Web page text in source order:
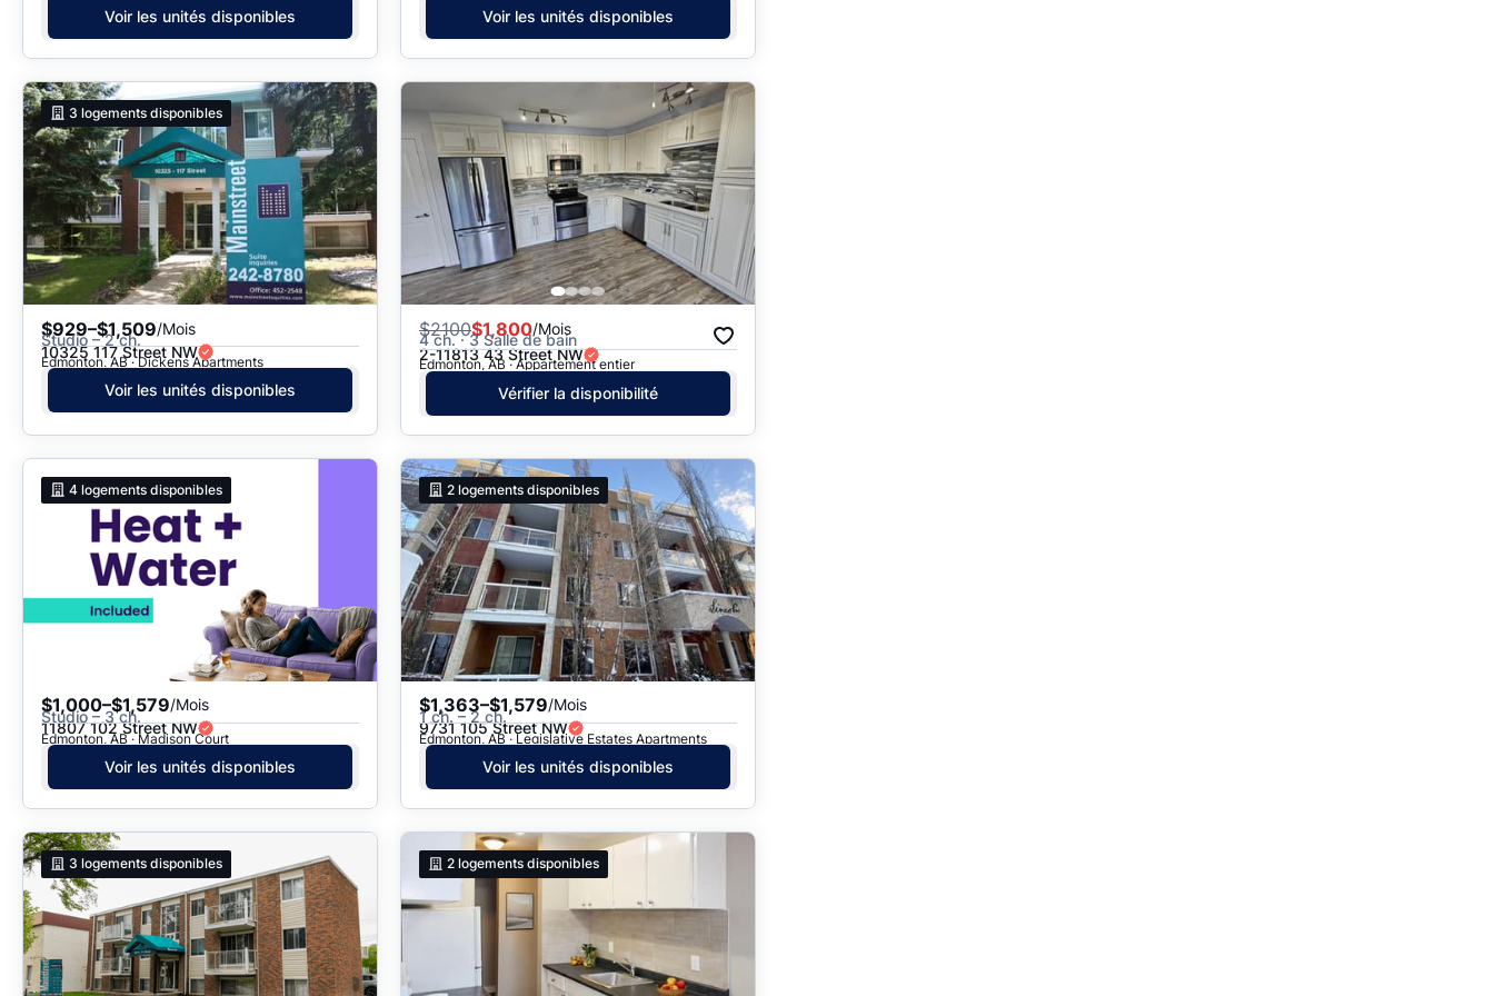
Voir les unités disponibles Voir les unités disponibles
3 logements disponibles
$929–$1,509/Mois
Studio – 2 ch.
10325 117 Street NW
Edmonton, AB · Dickens Apartments
Voir les unités disponibles
$2100$1,800/Mois
4 ch. · 3 Salle de bain
2-11813 43 Street NW
Edmonton, AB · Appartement entier
Vérifier la disponibilité
4 logements disponibles
$1,000–$1,579/Mois
Studio – 3 ch.
11807 102 Street NW
Edmonton, AB · Madison Court
Voir les unités disponibles
2 logements disponibles
$1,363–$1,579/Mois
1 ch. – 2 ch.
9731 105 Street NW
Edmonton, AB · Legislative Estates Apartments
Voir les unités disponibles
3 logements disponibles 2 logements disponibles